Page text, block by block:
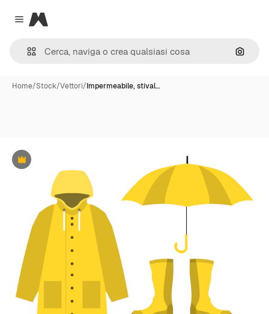
Close menu
Magnific
Cerca
Home/Stock/Vettori/Impermeabile, stival…
Premium